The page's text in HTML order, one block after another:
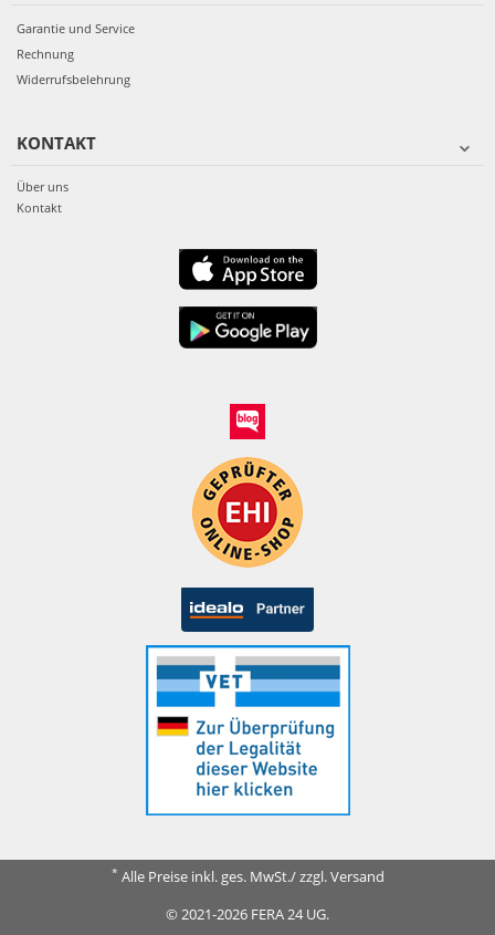
Garantie und Service
Rechnung
Widerrufsbelehrung
KONTAKT
Über uns
Kontakt
* Alle Preise inkl. ges. MwSt./ zzgl. Versand
© 2021-2026 FERA 24 UG.